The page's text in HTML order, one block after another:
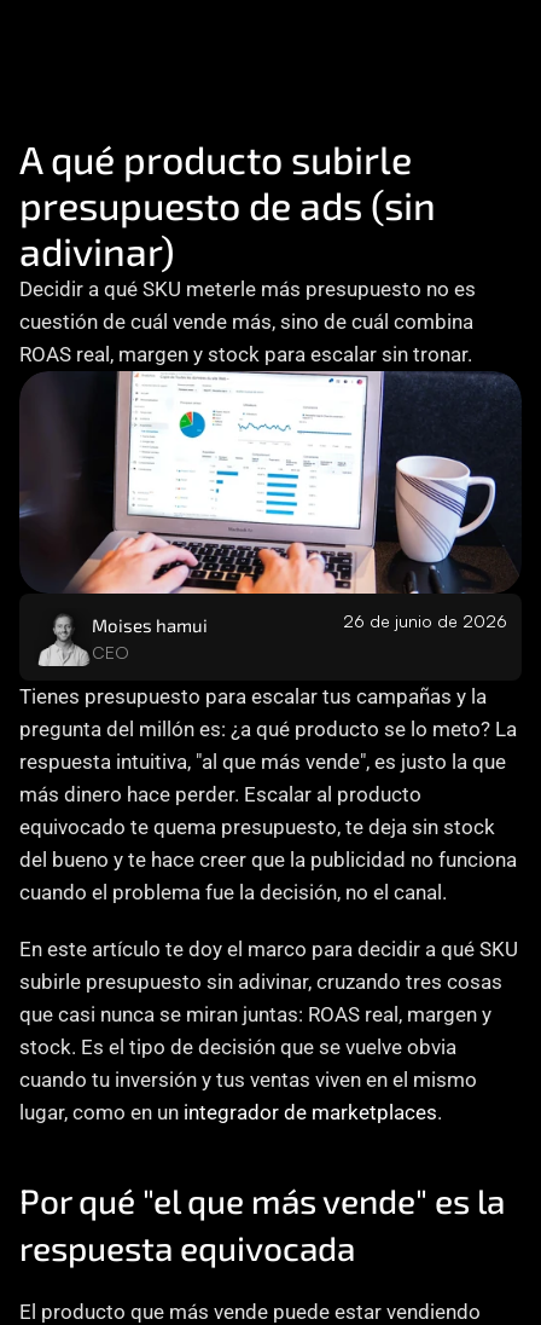
MHA Intelligence
MHA Academy
Contáctanos
Google Ads
Facebook Ads
Desarrollo Web
Automatización
Email marketing
Join
Events
Experts
Blog
Careers
Docs
About
A qué producto subirle
presupuesto de ads (sin
adivinar)
Decidir a qué SKU meterle más presupuesto no es
cuestión de cuál vende más, sino de cuál combina
ROAS real, margen y stock para escalar sin tronar.
Moises hamui
CEO
26 de junio de 2026
Tienes presupuesto para escalar tus campañas y la
pregunta del millón es: ¿a qué producto se lo meto? La
respuesta intuitiva, "al que más vende", es justo la que
más dinero hace perder. Escalar al producto
equivocado te quema presupuesto, te deja sin stock
del bueno y te hace creer que la publicidad no funciona
cuando el problema fue la decisión, no el canal.
En este artículo te doy el marco para decidir a qué SKU
subirle presupuesto sin adivinar, cruzando tres cosas
que casi nunca se miran juntas: ROAS real, margen y
stock. Es el tipo de decisión que se vuelve obvia
cuando tu inversión y tus ventas viven en el mismo
lugar, como en un integrador de marketplaces.
Por qué "el que más vende" es la
respuesta equivocada
El producto que más vende puede estar vendiendo